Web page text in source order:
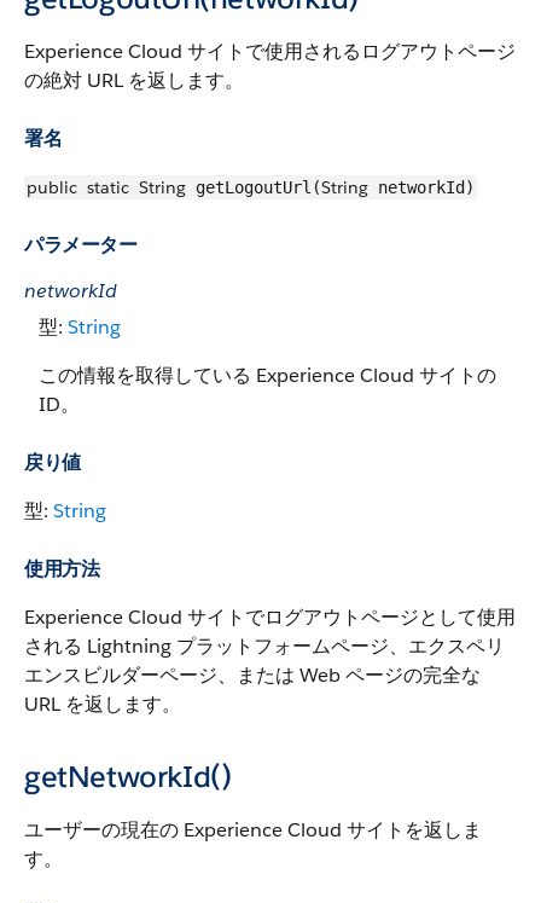
Experience Cloud サイトで使用されるログアウトページ
の絶対 URL を返します。
署名
public static String getLogoutUrl(String networkId)
パラメーター
networkId
型: String
この情報を取得している Experience Cloud サイトの
ID。
戻り値
型: String
使用方法
Experience Cloud サイトでログアウトページとして使用
される Lightning プラットフォームページ、エクスペリ
エンスビルダーページ、または Web ページの完全な
URL を返します。
getNetworkId()
ユーザーの現在の Experience Cloud サイトを返しま
す。